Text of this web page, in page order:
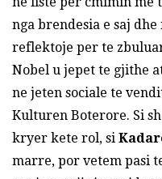
nga brendesia e saj
reflektoje per te
Nobel u jepet te gjithe
ne jeten sociale te
Kulturen Boterore. Si
kryer kete rol, si
marre, por vetem pasi